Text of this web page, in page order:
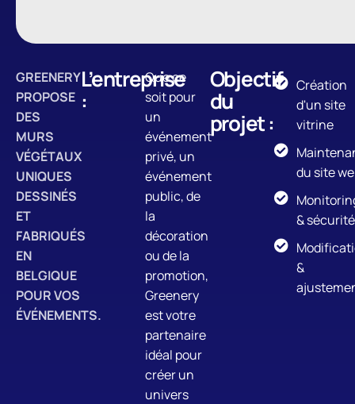
GREENERY
PROPOSE
DES
MURS
VÉGÉTAUX
UNIQUES
DESSINÉS
ET
FABRIQUÉS
EN
BELGIQUE
POUR VOS
ÉVÉNEMENTS.
L’entreprise
:
Que ce
soit pour
un
événement
privé, un
événement
public, de
la
décoration
ou de la
promotion,
Greenery
est votre
partenaire
idéal pour
créer un
univers
Objectif
du
projet :
Création
d'un site
vitrine
du site
& sécurité
&